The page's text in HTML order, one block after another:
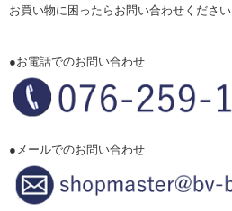
お買い物に困ったらお問い合わせください
●お電話でのお問い合わせ
●メールでのお問い合わせ